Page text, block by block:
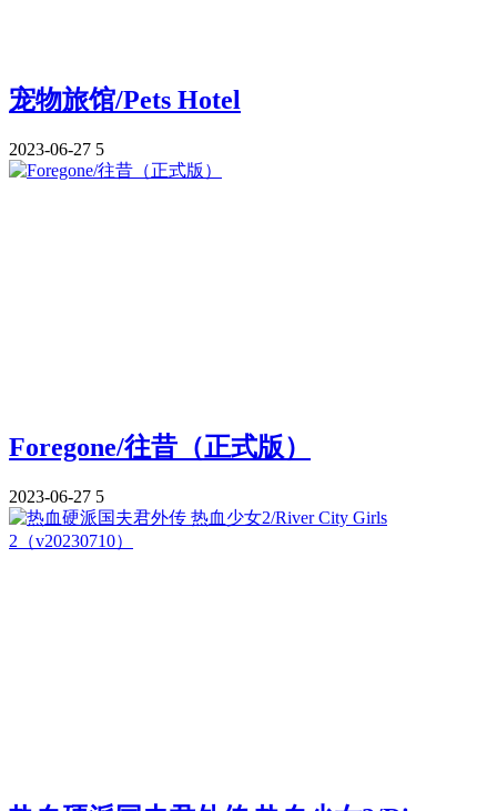
宠物旅馆/Pets Hotel
2023-06-27 5
Foregone/往昔（正式版）
2023-06-27 5